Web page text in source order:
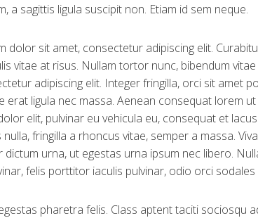
a sagittis ligula suscipit non. Etiam id sem neque.
dolor sit amet, consectetur adipiscing elit.
vitae at risus. Nullam tortor nunc, bibendum
adipiscing elit. Integer fringilla, orci sit amet
erat ligula nec massa. Aenean consequat lorem
elit, pulvinar eu vehicula eu, consequat et
fringilla a rhoncus vitae, semper a massa.
urna, ut egestas urna ipsum nec libero.
felis porttitor iaculis pulvinar, odio orci
pharetra felis. Class aptent taciti